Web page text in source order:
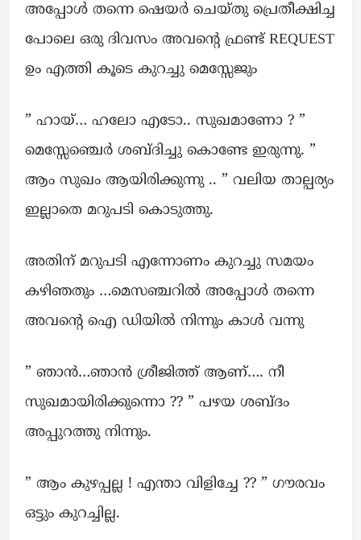
അപ്പോൾ തന്നെ ഷെയർ ചെയ്തു പ്രെതീക്ഷിച്ച
പോലെ ഒരു ദിവസം അവന്റെ ഫ്രണ്ട് REQUEST
ഉം എത്തി കൂടെ കുറച്ചു മെസ്സേജും
” ഹായ്… ഹലോ എടോ.. സുഖമാണോ ? ”
മെസ്സേഞ്ചെർ ശബ്ദിച്ചു കൊണ്ടേ ഇരുന്നു. ”
ആം സുഖം ആയിരിക്കുന്നു .. ” വലിയ താല്പര്യം
ഇല്ലാതെ മറുപടി കൊടുത്തു.
അതിന് മറുപടി എന്നോണം കുറച്ചു സമയം
കഴിഞതും …മെസഞ്ചറിൽ അപ്പോൾ തന്നെ
അവന്റെ ഐ ഡിയിൽ നിന്നും കാൾ വന്നു
” ഞാൻ…ഞാൻ ശ്രീജിത്ത്‌ ആണ്…. നീ
സുഖമായിരിക്കുന്നൊ ?? ” പഴയ ശബ്ദം
അപ്പുറത്തു നിന്നും.
” ആം കുഴപ്പല്ല ! എന്താ വിളിച്ചേ ?? ” ഗൗരവം
ഒട്ടും കുറച്ചില്ല.